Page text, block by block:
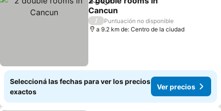
CompartirAñadir a favoritos
Cancun
Ver precios
/
Puntuación no disponible
a 9.2 km de: Centro de la ciudad
Seleccioná las fechas para ver los precios
exactos
Ver precios